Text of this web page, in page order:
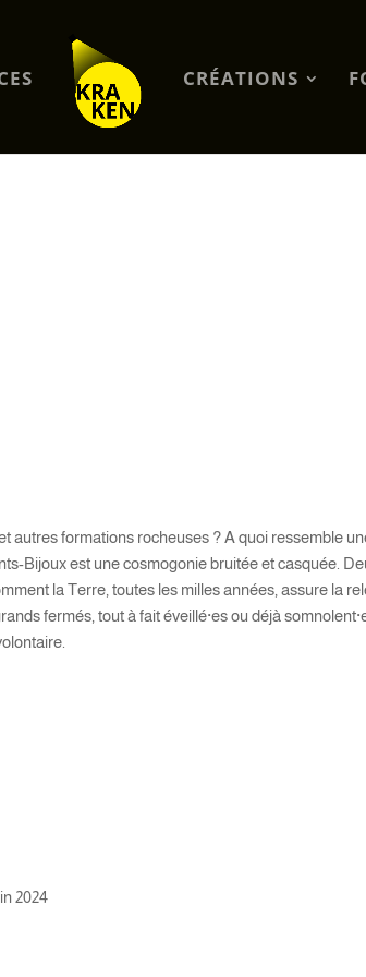
CRÉATIONS
autres formations rocheuses ? A quoi ressemble
Bijoux est une cosmogonie bruitée et casquée.
la Terre, toutes les milles années, assure la
fermés, tout à fait éveillé·es ou déjà
2024